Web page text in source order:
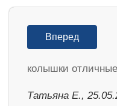
Вперед
колышки
Татьяна Е.,